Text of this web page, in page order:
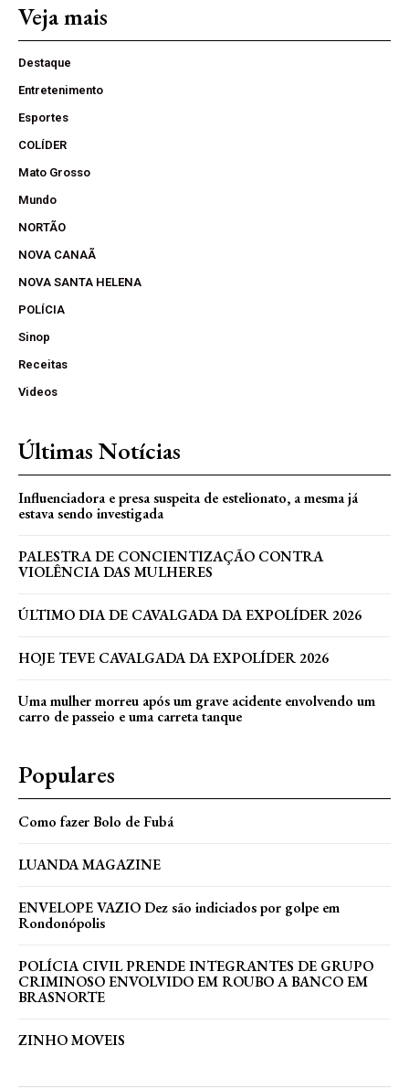
Veja mais
Destaque
Entretenimento
Esportes
COLÍDER
Mato Grosso
Mundo
NORTÃO
NOVA CANAÃ
NOVA SANTA HELENA
POLÍCIA
Sinop
Receitas
Videos
Últimas Notícias
Influenciadora e presa suspeita de estelionato, a mesma já
estava sendo investigada
PALESTRA DE CONCIENTIZAÇÃO CONTRA
VIOLÊNCIA DAS MULHERES
ÚLTIMO DIA DE CAVALGADA DA EXPOLÍDER 2026
HOJE TEVE CAVALGADA DA EXPOLÍDER 2026
Uma mulher morreu após um grave acidente envolvendo um
carro de passeio e uma carreta tanque
Populares
Como fazer Bolo de Fubá
LUANDA MAGAZINE
ENVELOPE VAZIO Dez são indiciados por golpe em
Rondonópolis
POLÍCIA CIVIL PRENDE INTEGRANTES DE GRUPO
CRIMINOSO ENVOLVIDO EM ROUBO A BANCO EM
BRASNORTE
ZINHO MOVEIS